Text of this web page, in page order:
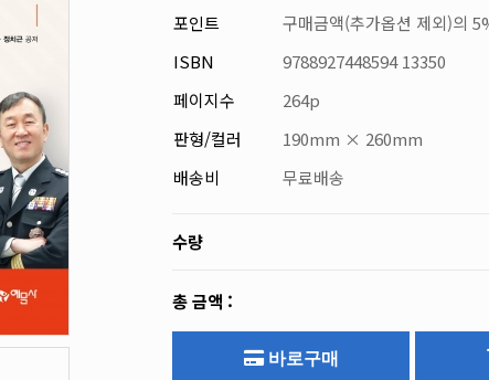
포인트
구매금액(추가옵션 제외)의
ISBN
9788927448594 13350
페이지수
264p
판형/컬러
190mm × 260mm
배송비
무료배송
수량
총 금액 :
바로구매